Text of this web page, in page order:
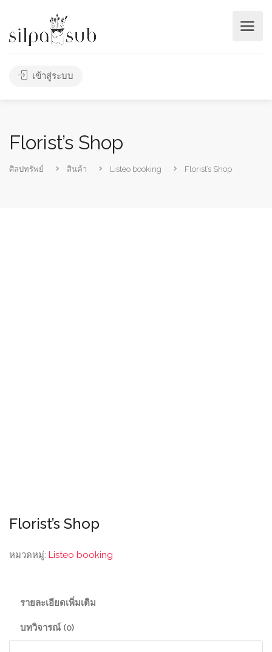
เข้าสู่ระบบ
Florist’s Shop
ศิลปทรัพย์ สินค้า Listeo booking Florist’s Shop
Florist’s Shop
หมวดหมู่: Listeo booking
รายละเอียดเพิ่มเติม
บทวิจารณ์ (0)